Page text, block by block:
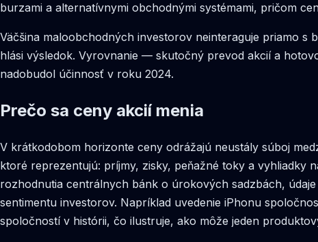
burzami a alternatívnymi obchodnými systémami, pričom
Väčšina maloobchodných investorov neinteraguje priamo
hlási výsledok. Vyrovnanie — skutočný prevod akcií a
nadobudol účinnosť v roku 2024.
Prečo sa ceny akcií menia
V krátkodobom horizonte ceny odrážajú neustály súboj
ktoré reprezentujú: príjmy, zisky, peňažné toky a
rozhodnutia centrálnych bánk o úrokových sadzbách,
sentimentu investorov. Napríklad uvedenie iPhonu
spoločností v histórii, čo ilustruje, ako môže jeden